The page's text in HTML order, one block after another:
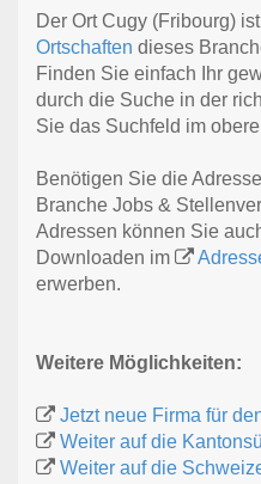
Der Ort Cugy (Fribourg)
Ortschaften dieses
Finden Sie einfach Ihr
durch die Suche in der
Sie das Suchfeld im
Benötigen Sie die
Branche Jobs &
Adressen können Sie
Downloaden im
erwerben.
Weitere Möglichkeiten:
Jetzt neue Firma für
Weiter auf die
Weiter auf die